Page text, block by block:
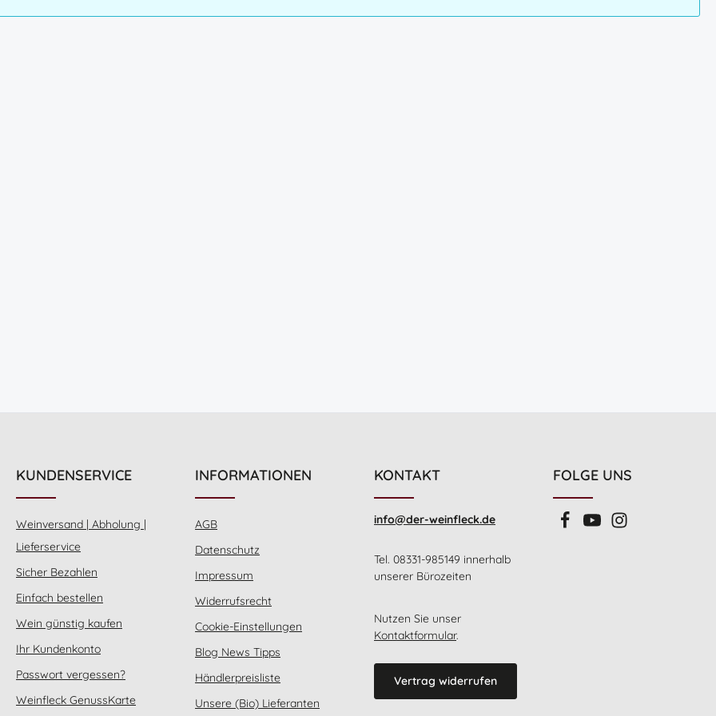
KUNDENSERVICE
Weinversand | Abholung |
Lieferservice
Sicher Bezahlen
Einfach bestellen
Wein günstig kaufen
Ihr Kundenkonto
Passwort vergessen?
Weinfleck GenussKarte
INFORMATIONEN
AGB
Datenschutz
Impressum
Widerrufsrecht
Cookie-Einstellungen
Blog News Tipps
Händlerpreisliste
Unsere (Bio) Lieferanten
KONTAKT
info@der-weinfleck.de
Tel. 08331-985149 innerhalb
unserer Bürozeiten
Nutzen Sie unser
Kontaktformular.
Vertrag widerrufen
FOLGE UNS